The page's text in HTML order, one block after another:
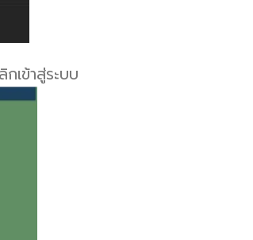
เข้าสู่ระบบ